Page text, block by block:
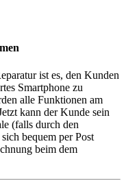
ist es, den Kunden
Smartphone zu
alle Funktionen am
kann der Kunde sein
(falls durch den
bequem per Post
beim dem